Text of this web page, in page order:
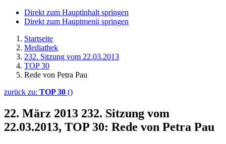
Direkt zum Hauptinhalt springen
Direkt zum Hauptmenü springen
Startseite
Mediathek
232. Sitzung vom 22.03.2013
TOP 30
Rede von Petra Pau
zurück zu: TOP 30 ()
22. März 2013 232. Sitzung vom
22.03.2013, TOP 30: Rede von Petra Pau